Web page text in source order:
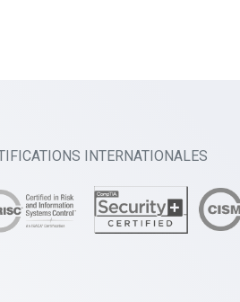
INTERNATIONALES